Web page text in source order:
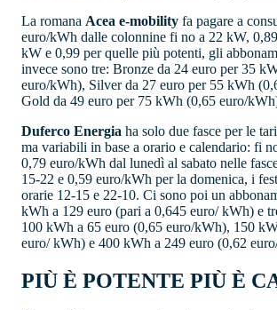
La romana Acea e-mobility fa pagare a
euro/kWh dalle colonnine fi no a 22 kW,
kW e 0,99 per quelle più potenti, gli
invece sono tre: Bronze da 24 euro per 35
euro/kWh), Silver da 27 euro per 55 kWh
Gold da 49 euro per 75 kWh (0,65 euro/
Duferco Energia ha solo due fasce per le
ma variabili in base a orario e calendario: fi
0,79 euro/kWh dal lunedì al sabato nelle
15-22 e 0,59 euro/kWh per la domenica, i
orarie 12-15 e 22-10. Ci sono poi un
kWh a 129 euro (pari a 0,645 euro/ kWh) e
100 kWh a 65 euro (0,65 euro/kWh), 150
euro/ kWh) e 400 kWh a 249 euro (0,62
PIÙ È POTENTE PIÙ È